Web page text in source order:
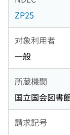
ZP25
対象利用者
一般
所蔵機関
国立国会図書
請求記号